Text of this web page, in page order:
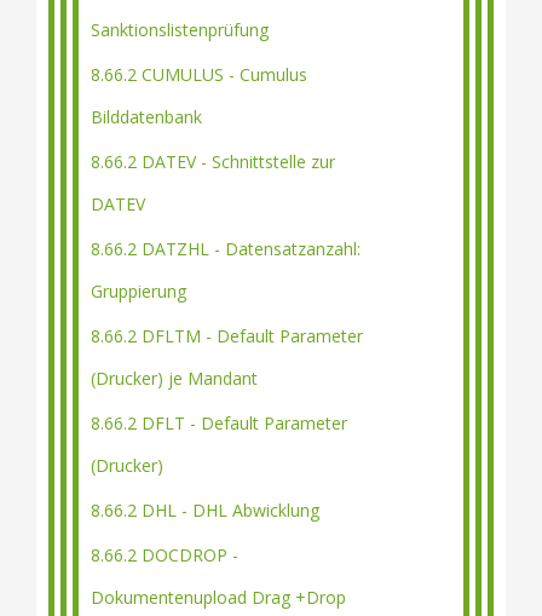
Sanktionslistenprüfung
8.66.2 CUMULUS - Cumulus
Bilddatenbank
8.66.2 DATEV - Schnittstelle zur
DATEV
8.66.2 DATZHL - Datensatzanzahl:
Gruppierung
8.66.2 DFLTM - Default Parameter
(Drucker) je Mandant
8.66.2 DFLT - Default Parameter
(Drucker)
8.66.2 DHL - DHL Abwicklung
8.66.2 DOCDROP -
Dokumentenupload Drag +Drop